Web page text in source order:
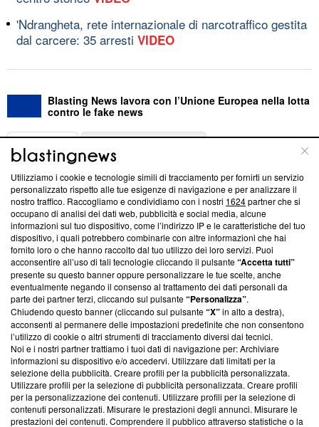
'Ndrangheta, rete internazionale di narcotraffico gestita
dal carcere: 35 arresti VIDEO
Blasting News lavora con l’Unione Europea nella lotta
contro le fake news
ABOUT
Questa sezione offre informazioni trasparenti su Blasting
News, sui nostri processi editoriali e su come ci impegniamo a
creare news di qualità. Inoltre, afferma la nostra aderenza a
‘Trust Project - News with Integrity’Blasting News non è
ancora membro del programma, ma ha richiesto di farne
parte; Trust Project non ha ancora effettuato una verifica di
conformità agli standard.
Su di noi
Team editoriale
Corporate
Redazione
Informativa Privacy
Utilizziamo i cookie e tecnologie simili di tracciamento per fornirti un servizio
personalizzato rispetto alle tue esigenze di navigazione e per analizzare il
nostro traffico. Raccogliamo e condividiamo con i nostri 1624partner che si
occupano di analisi dei dati web, pubblicità e social media, alcune
informazioni sul tuo dispositivo, come l’indirizzo IP e le caratteristiche del tuo
dispositivo, i quali potrebbero combinarle con altre informazioni che hai
fornito loro o che hanno raccolto dal tuo utilizzo dei loro servizi. Puoi
acconsentire all’uso di tali tecnologie cliccando il pulsante“Accetta tutti”
presente su questo banner oppure personalizzare le tue scelte, anche
eventualmente negando il consenso al trattamento dei dati personali da
parte dei partner terzi, cliccando sul pulsante“Personalizza”.
Chiudendo questo banner (cliccando sul pulsante“X”in alto a destra),
acconsenti al permanere delle impostazioni predefinite che non consentono
l’utilizzo di cookie o altri strumenti di tracciamento diversi dai tecnici.
Noi e i nostri partner trattiamo i tuoi dati di navigazione per: Archiviare
informazioni su dispositivo e/o accedervi. Utilizzare dati limitati per la
selezione della pubblicità. Creare profili per la pubblicità personalizzata.
Utilizzare profili per la selezione di pubblicità personalizzata. Creare profili
per la personalizzazione dei contenuti. Utilizzare profili per la selezione di
contenuti personalizzati. Misurare le prestazioni degli annunci. Misurare le
prestazioni dei contenuti. Comprendere il pubblico attraverso statistiche o la